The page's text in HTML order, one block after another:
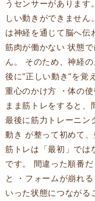
うセンサーがあります
しい動きができませ
は神経を通じて脳へ伝
筋肉が働かない 状態
ん。 そのため、神経
後に“正しい動き”を覚
重心のかけ方 ・体の
まま筋トレをすると
最後に筋力トレーニン
動き が整って初めて
筋トレは「最初」では
です。 間違った順番
と ・フォームが崩れ
いった状態につながる